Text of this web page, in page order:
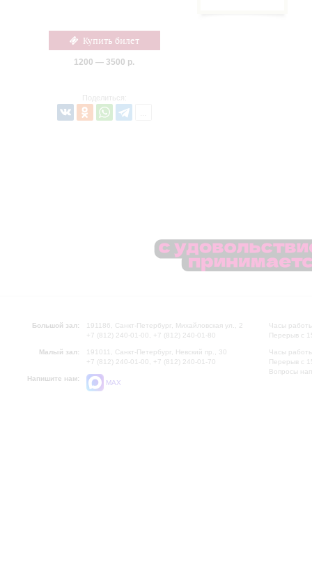
Купить билет
1200 — 3500 р.
Поделиться:
Большой зал:
191186, Санкт-Петербург, Михайловская ул., 2
+7 (812) 240-01-00, +7 (812) 240-01-80
Малый зал:
191011, Санкт-Петербург, Невский пр., 30
+7 (812) 240-01-00, +7 (812) 240-01-70
Напишите нам:
MAX
Часы
Перерыв с
Часы
Перерыв с
Вопросы